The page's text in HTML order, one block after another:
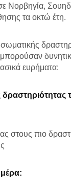
Νορβηγία,
τα οκτώ έτη.
ευρήματα:
στους πιο